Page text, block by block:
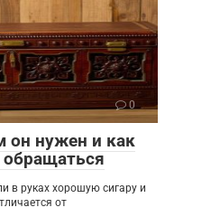
0
он нужен и как
в руках хорошую сигару и
от